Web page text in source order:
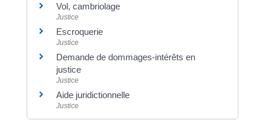
Vol, cambriolage
Justice
Escroquerie
Justice
Demande de dommages-intérêts en
justice
Justice
Aide juridictionnelle
Justice